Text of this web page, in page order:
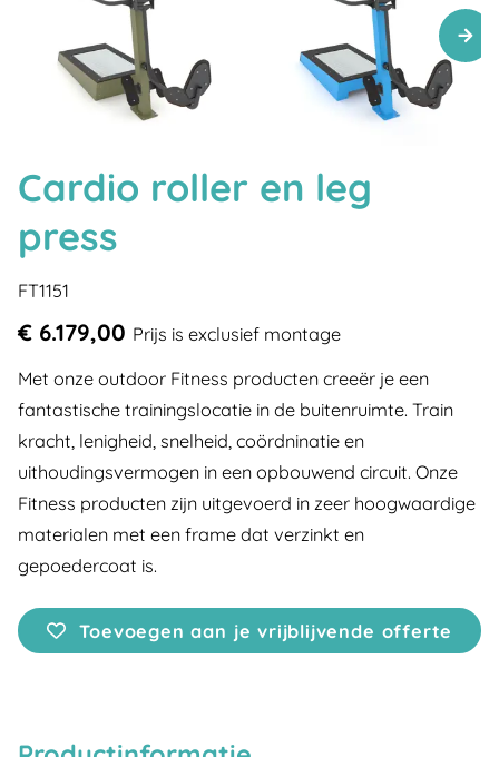
Cardio roller en leg
press
FT1151
€ 6.179,00 Prijs is exclusief montage
Met onze outdoor Fitness producten creeër je een
fantastische trainingslocatie in de buitenruimte. Train
kracht, lenigheid, snelheid, coördninatie en
uithoudingsvermogen in een opbouwend circuit. Onze
Fitness producten zijn uitgevoerd in zeer hoogwaardige
materialen met een frame dat verzinkt en
gepoedercoat is.
Toevoegen aan je vrijblijvende offerte